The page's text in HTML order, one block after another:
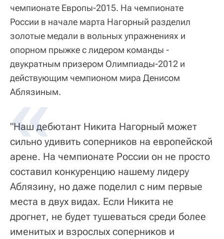
чемпионате Европы-2015. На чемпионате
России в начале марта Нагорный разделил
золотые медали в вольных упражнениях и
опорном прыжке с лидером команды -
двукратным призером Олимпиады-2012 и
действующим чемпионом мира Денисом
Аблязиным.
"Наш дебютант Никита Нагорный может
сильно удивить соперников на европейской
арене. На чемпионате России он не просто
составил конкуренцию нашему лидеру
Аблязину, но даже поделил с ним первые
места в двух видах. Если Никита не
дрогнет, не будет тушеваться среди более
именитых и взрослых соперников и